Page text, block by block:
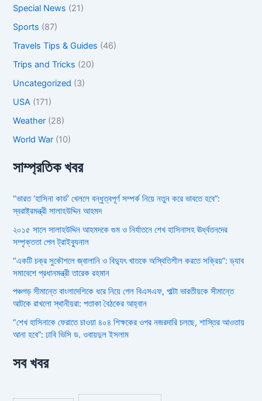
Special News (21)
Sports (87)
Travels Tips & Guides (46)
Trips and Tricks (20)
Uncategorized (3)
USA (171)
Weather (28)
World War (10)
সাম্প্রতিক খবর
“ভারত ‘হাসিনা কার্ড’ খেললে বন্ধুত্বপূর্ণ সম্পর্ক নিয়ে নতুন করে ভাবতে হবে”:
স্বরাষ্ট্রমন্ত্রী সালাহউদ্দিন আহমদ
২০১৫ সালে সালাহউদ্দিন আহমদকে গুম ও নির্যাতনে শেখ হাসিনাসহ ঊর্ধ্বতনদের
সম্পৃক্ততা পেল ট্রাইব্যুনাল
“একটি চক্র সুকৌশলে জ্বালানি ও বিদ্যুৎ খাতকে অস্থিতিশীল করতে সক্রিয়”: ড্যাব
সমাবেশে প্রধানমন্ত্রী তারেক রহমান
পঞ্চগড় সীমান্তে বাংলাদেশিকে ধরে নিয়ে গেল বিএসএফ, পাল্টা ভারতীয়কে সীমান্তে
আটকে রাখলো স্থানীয়রা: পতাকা বৈঠকের আহ্বান
“শেখ হাসিনাকে ফেরাতে চাওয়া ৪০৪ শিক্ষকের ওপর নজরদারি চলছে, শাস্তির আওতায়
আনা হবে”: ঢাবি ভিসি ড. ওবায়দুল ইসলাম
সব খবর